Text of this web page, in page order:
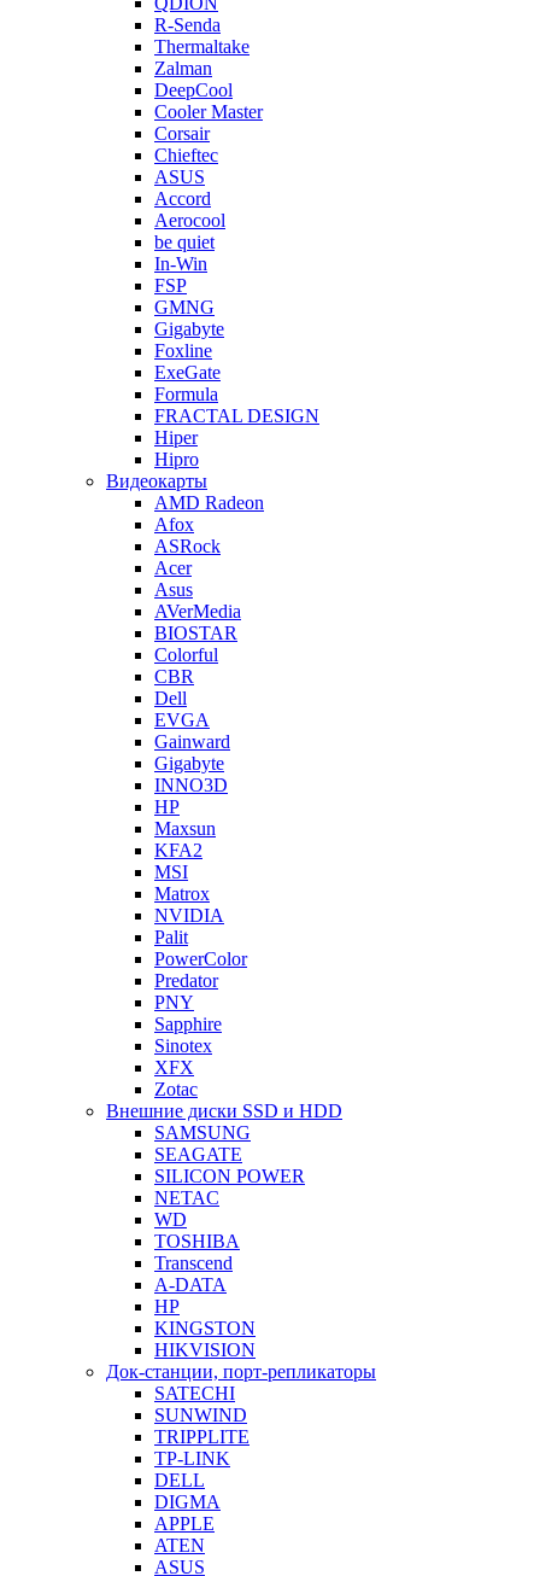
R-Senda
Thermaltake
Zalman
DeepCool
Cooler Master
Corsair
Chieftec
ASUS
Accord
Aerocool
be quiet
In-Win
FSP
GMNG
Gigabyte
Foxline
ExeGate
Formula
FRACTAL DESIGN
Hiper
Hipro
Видеокарты
AMD Radeon
Afox
ASRock
Acer
Asus
AVerMedia
BIOSTAR
Colorful
CBR
Dell
EVGA
Gainward
Gigabyte
INNO3D
HP
Maxsun
KFA2
MSI
Matrox
NVIDIA
Palit
PowerColor
Predator
PNY
Sapphire
Sinotex
XFX
Zotac
Внешние диски SSD и HDD
SAMSUNG
SEAGATE
SILICON POWER
NETAC
WD
TOSHIBA
Transcend
A-DATA
HP
KINGSTON
HIKVISION
Док-станции, порт-репликаторы
SATECHI
SUNWIND
TRIPPLITE
TP-LINK
DELL
DIGMA
APPLE
ATEN
ASUS